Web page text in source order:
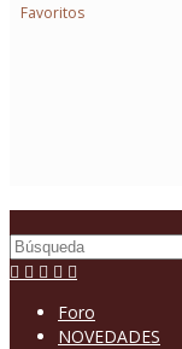
Favoritos
Buscar
por:
Foro
NOVEDADES